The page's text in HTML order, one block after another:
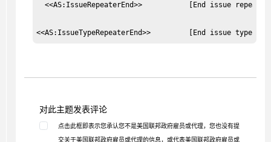
<<AS:IssueRepeaterEnd>>           [End issue
<<AS:IssueTypeRepeaterEnd>>         [End issue type
对此主题发表评论
点击此框即表示您承认您不是美国联邦政府雇员或代理，您也没有提
交关于美国联邦政府雇员或代理的信息，或代表美国联邦政府雇员或